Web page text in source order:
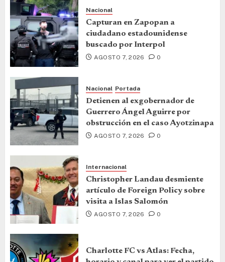
Nacional
Capturan en Zapopan a
ciudadano estadounidense
buscado por Interpol
AGOSTO 7, 2026 0
Nacional Portada
Detienen al exgobernador de
Guerrero Ángel Aguirre por
obstrucción en el caso Ayotzinapa
AGOSTO 7, 2026 0
Internacional
Christopher Landau desmiente
artículo de Foreign Policy sobre
visita a Islas Salomón
AGOSTO 7, 2026 0
Charlotte FC vs Atlas: Fecha,